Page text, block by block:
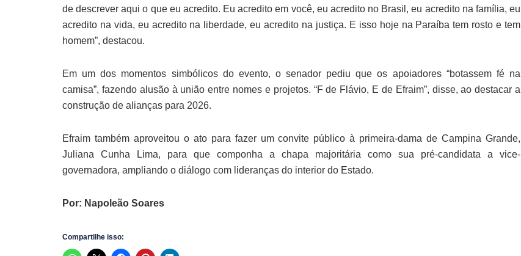
de descrever aqui o que eu acredito. Eu acredito em você, eu acredito no Brasil, eu acredito na família, eu
acredito na vida, eu acredito na liberdade, eu acredito na justiça. E isso hoje na Paraíba tem rosto e tem
homem”, destacou.
Em um dos momentos simbólicos do evento, o senador pediu que os apoiadores “botassem fé na
camisa”, fazendo alusão à união entre nomes e projetos. “F de Flávio, E de Efraim”, disse, ao destacar a
construção de alianças para 2026.
Efraim também aproveitou o ato para fazer um convite público à primeira-dama de Campina Grande,
Juliana Cunha Lima, para que componha a chapa majoritária como sua pré-candidata a vice-
governadora, ampliando o diálogo com lideranças do interior do Estado.
Por: Napoleão Soares
Compartilhe isso: